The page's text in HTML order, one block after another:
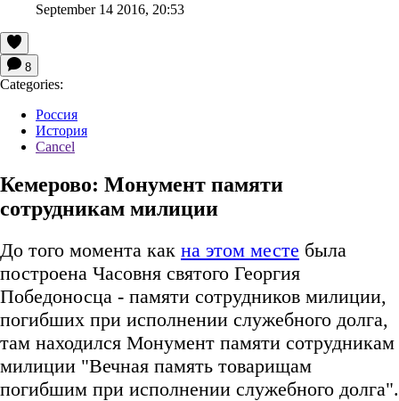
September 14 2016, 20:53
8
Categories:
Россия
История
Cancel
Кемерово: Монумент памяти
сотрудникам милиции
До того момента как на этом месте была
построена Часовня святого Георгия
Победоносца - памяти сотрудников милиции,
погибших при исполнении служебного долга,
там находился Монумент памяти сотрудникам
милиции "Вечная память товарищам
погибшим при исполнении служебного долга".